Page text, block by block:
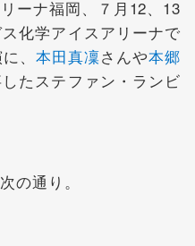
ーナ福岡、７月12、13
化学アイスアリーナで
、本田真凜さんや本郷
たステファン・ランビ
の通り。